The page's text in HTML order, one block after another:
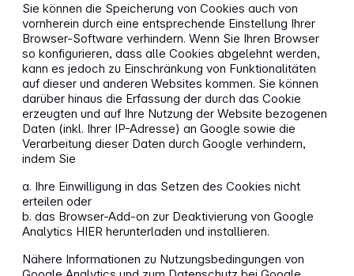
Sie können die Speicherung von Cookies auch von
vornherein durch eine entsprechende Einstellung Ihrer
Browser-Software verhindern. Wenn Sie Ihren Browser
so konfigurieren, dass alle Cookies abgelehnt werden,
kann es jedoch zu Einschränkung von Funktionalitäten
auf dieser und anderen Websites kommen. Sie können
darüber hinaus die Erfassung der durch das Cookie
erzeugten und auf Ihre Nutzung der Website bezogenen
Daten (inkl. Ihrer IP-Adresse) an Google sowie die
Verarbeitung dieser Daten durch Google verhindern,
indem Sie
a. Ihre Einwilligung in das Setzen des Cookies nicht
erteilen oder
b. das Browser-Add-on zur Deaktivierung von Google
Analytics HIER herunterladen und installieren.
Nähere Informationen zu Nutzungsbedingungen von